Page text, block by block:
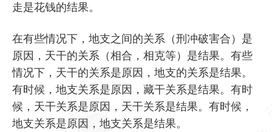
走是花钱的结果。
在有些情况下，地支之间的关系（刑冲破害合）是
原因，天干的关系（相合，相克等）是结果。有些
情况下，天干的关系是原因，地支的关系是结果。
有时候，地支关系是原因，藏干关系是结果。有时
候，天干关系是原因，天干关系是结果。有时候，
地支关系是原因，地支关系是结果。